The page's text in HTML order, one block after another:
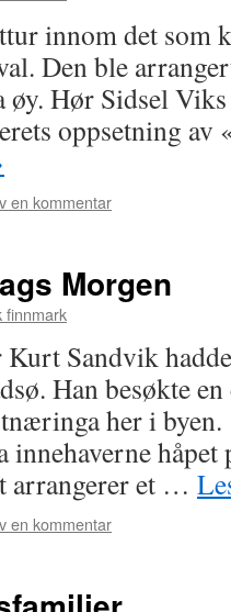
innom det som
Den ble
Hør Sidsel
oppsetning av
en kommentar
Morgen
finnmark
Sandvik
Han besøkte en
her i byen.
innehaverne
arrangerer et …
en kommentar